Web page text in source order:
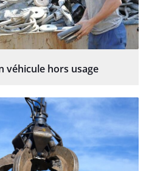
véhicule hors usage